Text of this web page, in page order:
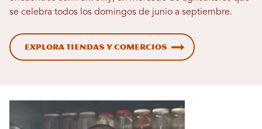
se celebra todos los domingos de junio a septiembre.
Explora tiendas y comercios